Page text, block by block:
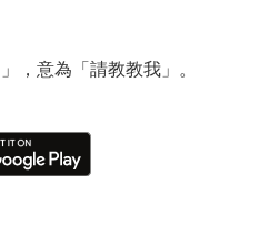
」，意為「請教教我」。